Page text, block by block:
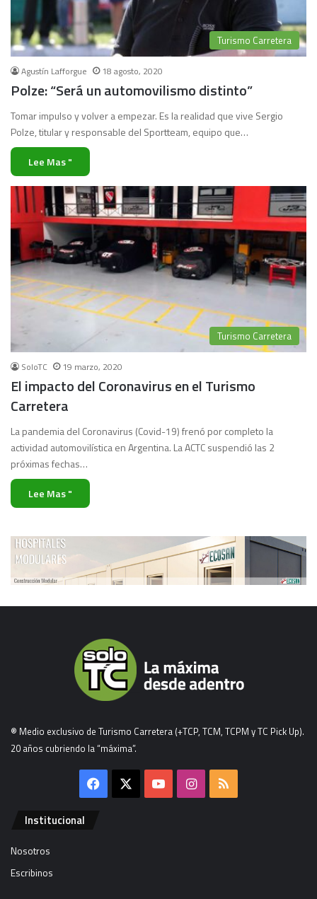
Turismo Carretera
Agustín Lafforgue 18 agosto, 2020
Polze: “Será un automovilismo distinto”
Tomar impulso y volver a empezar. Es la realidad que vive Sergio
Polze, titular y responsable del Sportteam, equipo que…
Lee Mas "
Turismo Carretera
SoloTC 19 marzo, 2020
El impacto del Coronavirus en el Turismo
Carretera
La pandemia del Coronavirus (Covid-19) frenó por completo la
actividad automovilística en Argentina. La ACTC suspendió las 2
próximas fechas…
Lee Mas "
® Medio exclusivo de Turismo Carretera (+TCP, TCM, TCPM y TC Pick Up).
20 años cubriendo la “máxima”.
Facebook YouTubeInstagram
RSS
Institucional
Nosotros
Escribinos